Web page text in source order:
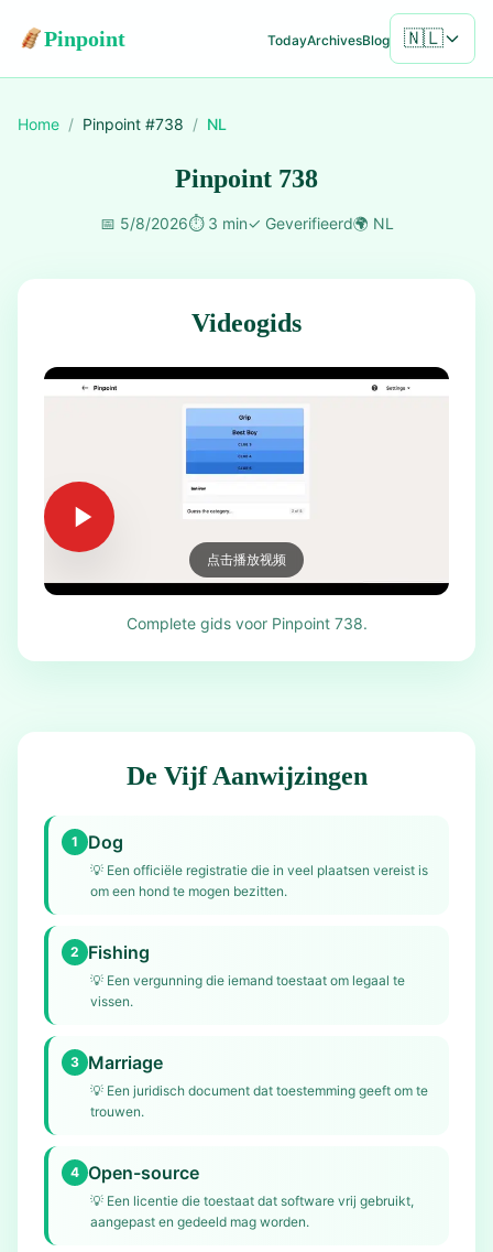
Pinpoint TodayArchivesBlog 🇳🇱
Home / Pinpoint #738 / NL
Pinpoint 738
📅 5/8/2026⏱️ 3 min✓ Geverifieerd🌍 NL
Videogids
点击播放视频
Complete gids voor Pinpoint 738.
De Vijf Aanwijzingen
1 Dog
💡 Een officiële registratie die in veel plaatsen vereist is
om een hond te mogen bezitten.
2 Fishing
💡 Een vergunning die iemand toestaat om legaal te
vissen.
3 Marriage
💡 Een juridisch document dat toestemming geeft om te
trouwen.
4 Open-source
💡 Een licentie die toestaat dat software vrij gebruikt,
aangepast en gedeeld mag worden.